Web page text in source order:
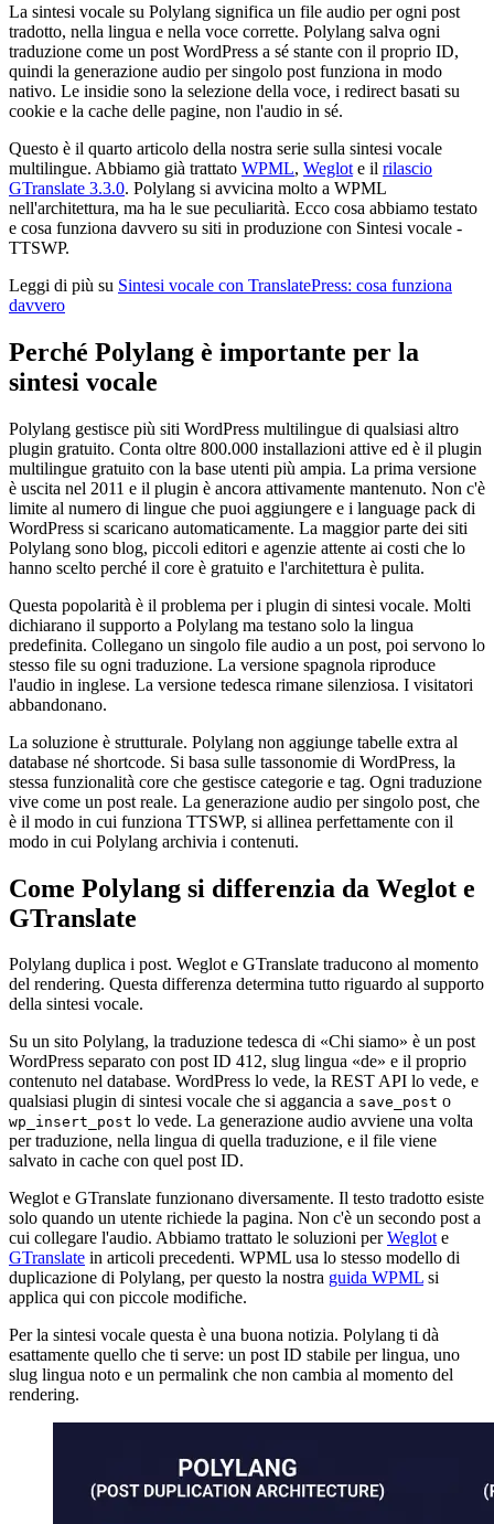
La sintesi vocale su Polylang significa un file audio per ogni post
tradotto, nella lingua e nella voce corrette. Polylang salva ogni
traduzione come un post WordPress a sé stante con il proprio ID,
quindi la generazione audio per singolo post funziona in modo
nativo. Le insidie sono la selezione della voce, i redirect basati su
cookie e la cache delle pagine, non l'audio in sé.
Questo è il quarto articolo della nostra serie sulla sintesi vocale
multilingue. Abbiamo già trattato WPML, Weglot e il rilascio
GTranslate 3.3.0. Polylang si avvicina molto a WPML
nell'architettura, ma ha le sue peculiarità. Ecco cosa abbiamo testato
e cosa funziona davvero su siti in produzione con Sintesi vocale -
TTSWP.
Leggi di più su Sintesi vocale con TranslatePress: cosa funziona
davvero
Perché Polylang è importante per la
sintesi vocale
Polylang gestisce più siti WordPress multilingue di qualsiasi altro
plugin gratuito. Conta oltre 800.000 installazioni attive ed è il plugin
multilingue gratuito con la base utenti più ampia. La prima versione
è uscita nel 2011 e il plugin è ancora attivamente mantenuto. Non c'è
limite al numero di lingue che puoi aggiungere e i language pack di
WordPress si scaricano automaticamente. La maggior parte dei siti
Polylang sono blog, piccoli editori e agenzie attente ai costi che lo
hanno scelto perché il core è gratuito e l'architettura è pulita.
Questa popolarità è il problema per i plugin di sintesi vocale. Molti
dichiarano il supporto a Polylang ma testano solo la lingua
predefinita. Collegano un singolo file audio a un post, poi servono lo
stesso file su ogni traduzione. La versione spagnola riproduce
l'audio in inglese. La versione tedesca rimane silenziosa. I visitatori
abbandonano.
La soluzione è strutturale. Polylang non aggiunge tabelle extra al
database né shortcode. Si basa sulle tassonomie di WordPress, la
stessa funzionalità core che gestisce categorie e tag. Ogni traduzione
vive come un post reale. La generazione audio per singolo post, che
è il modo in cui funziona TTSWP, si allinea perfettamente con il
modo in cui Polylang archivia i contenuti.
Come Polylang si differenzia da Weglot e
GTranslate
Polylang duplica i post. Weglot e GTranslate traducono al momento
del rendering. Questa differenza determina tutto riguardo al supporto
della sintesi vocale.
Su un sito Polylang, la traduzione tedesca di «Chi siamo» è un post
WordPress separato con post ID 412, slug lingua «de» e il proprio
contenuto nel database. WordPress lo vede, la REST API lo vede, e
qualsiasi plugin di sintesi vocale che si aggancia a save_post o
wp_insert_post lo vede. La generazione audio avviene una volta
per traduzione, nella lingua di quella traduzione, e il file viene
salvato in cache con quel post ID.
Weglot e GTranslate funzionano diversamente. Il testo tradotto esiste
solo quando un utente richiede la pagina. Non c'è un secondo post a
cui collegare l'audio. Abbiamo trattato le soluzioni perWeglote
GTranslate in articoli precedenti. WPML usa lo stesso modello di
duplicazione di Polylang, per questo la nostra guida WPML si
applica qui con piccole modifiche.
Per la sintesi vocale questa è una buona notizia. Polylang ti dà
esattamente quello che ti serve: un post ID stabile per lingua, uno
slug lingua noto e un permalink che non cambia al momento del
rendering.